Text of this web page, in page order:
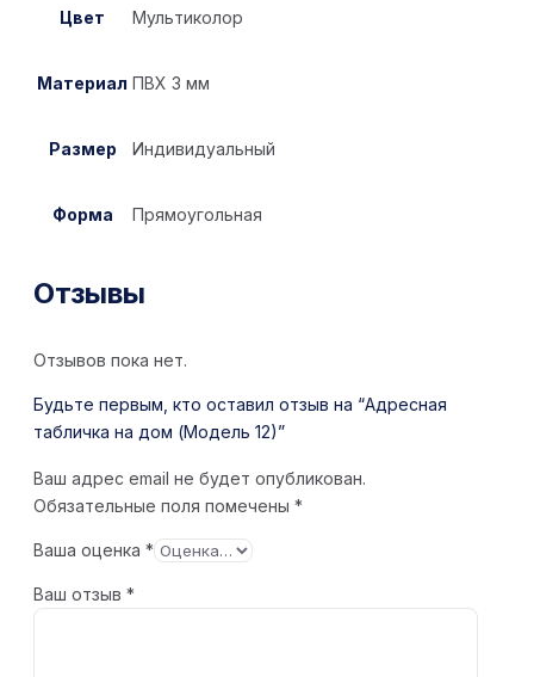
Цвет Мультиколор
Материал ПВХ 3 мм
Размер Индивидуальный
Форма Прямоугольная
Отзывы
Отзывов пока нет.
Будьте первым, кто оставил отзыв на “Адресная
табличка на дом (Модель 12)”
Ваш адрес email не будет опубликован.
Обязательные поля помечены *
Ваша оценка *
Ваш отзыв *